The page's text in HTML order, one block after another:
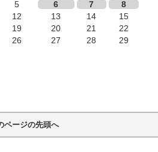
5 6 7
8
12 13 14
15
19 20 21
22
26 27 28
29
ページの先頭へ